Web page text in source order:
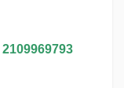
2109969793